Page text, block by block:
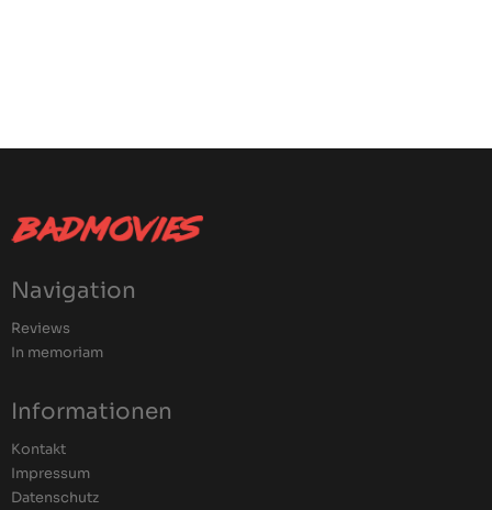
Navigation
Reviews
In memoriam
Informationen
Kontakt
Impressum
Datenschutz